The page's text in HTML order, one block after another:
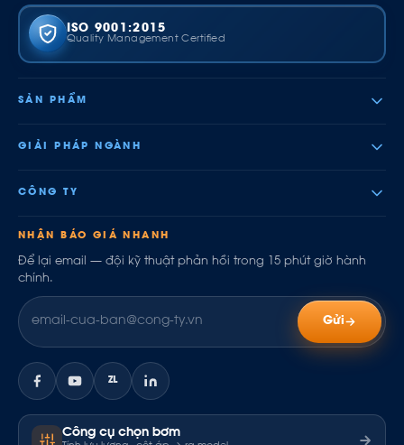
ISO 9001:2015
Quality Management Certified
SẢN PHẨM
GIẢI PHÁP NGÀNH
CÔNG TY
NHẬN BÁO GIÁ NHANH
Để lại email — đội kỹ thuật phản hồi trong 15 phút giờ hành
chính.
Gửi
ZL
Công cụ chọn bơm